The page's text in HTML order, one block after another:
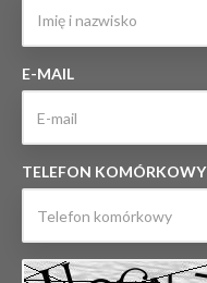
E-MAIL
TELEFON KOMÓRKOWY